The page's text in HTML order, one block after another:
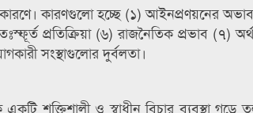
কারণগুলো হচ্ছে (১) আইনপ্রণয়নের
প্রতিক্রিয়া (৬) রাজনৈতিক প্রভাব (৭)
সংস্থাগুলোর দুর্বলতা।
শক্তিশালী ও স্বাধীন বিচার ব্যবস্থা